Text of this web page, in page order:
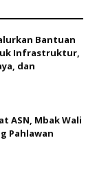
Bantuan
Infrastruktur,
dan
ASN, Mbak Wali
Pahlawan